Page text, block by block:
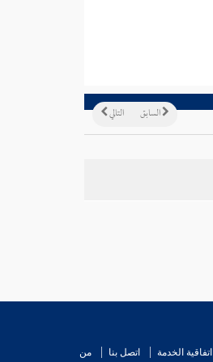
التالي السابق
اتفاقية الخدمة اتصل بنا من